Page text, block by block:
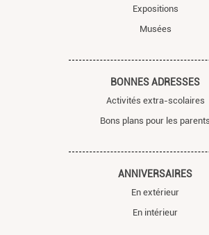
Expositions
Musées
BONNES ADRESSES
Activités extra-scolaires
Bons plans pour les parents
ANNIVERSAIRES
En extérieur
En intérieur